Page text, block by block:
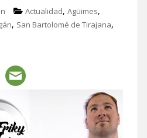
Actualidad, Agüimes,
, San Bartolomé de Tirajana,